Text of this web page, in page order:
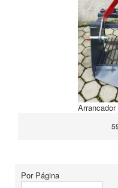
Por Página